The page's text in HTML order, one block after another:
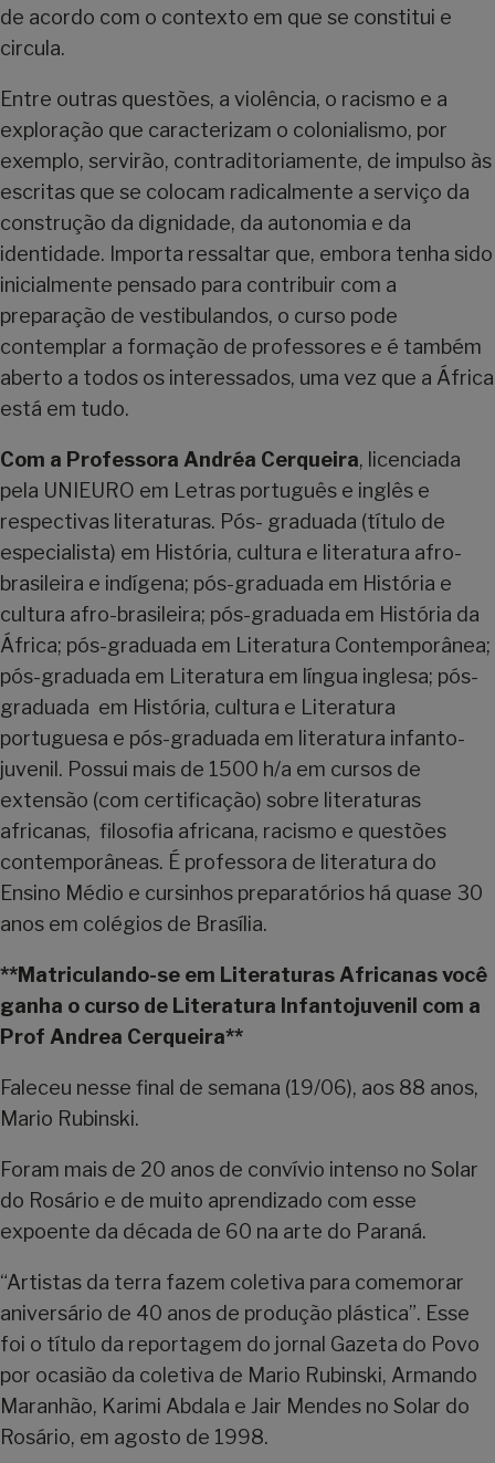
de acordo com o contexto em que se constitui e
circula.
Entre outras questões, a violência, o racismo e a
exploração que caracterizam o colonialismo, por
exemplo, servirão, contraditoriamente, de impulso às
escritas que se colocam radicalmente a serviço da
construção da dignidade, da autonomia e da
identidade. Importa ressaltar que, embora tenha sido
inicialmente pensado para contribuir com a
preparação de vestibulandos, o curso pode
contemplar a formação de professores e é também
aberto a todos os interessados, uma vez que a África
está em tudo.
Com a Professora Andréa Cerqueira, licenciada
pela UNIEURO em Letras português e inglês e
respectivas literaturas. Pós- graduada (título de
especialista) em História, cultura e literatura afro-
brasileira e indígena; pós-graduada em História e
cultura afro-brasileira; pós-graduada em História da
África; pós-graduada em Literatura Contemporânea;
pós-graduada em Literatura em língua inglesa; pós-
graduada em História, cultura e Literatura
portuguesa e pós-graduada em literatura infanto-
juvenil. Possui mais de 1500 h/a em cursos de
extensão (com certificação) sobre literaturas
africanas, filosofia africana, racismo e questões
contemporâneas. É professora de literatura do
Ensino Médio e cursinhos preparatórios há quase 30
anos em colégios de Brasília.
**Matriculando-se em Literaturas Africanas você
ganha o curso de Literatura Infantojuvenil com a
Prof Andrea Cerqueira**
Faleceu nesse final de semana (19/06), aos 88 anos,
Mario Rubinski.
Foram mais de 20 anos de convívio intenso no Solar
do Rosário e de muito aprendizado com esse
expoente da década de 60 na arte do Paraná.
“Artistas da terra fazem coletiva para comemorar
aniversário de 40 anos de produção plástica”. Esse
foi o título da reportagem do jornal Gazeta do Povo
por ocasião da coletiva de Mario Rubinski, Armando
Maranhão, Karimi Abdala e Jair Mendes no Solar do
Rosário, em agosto de 1998.